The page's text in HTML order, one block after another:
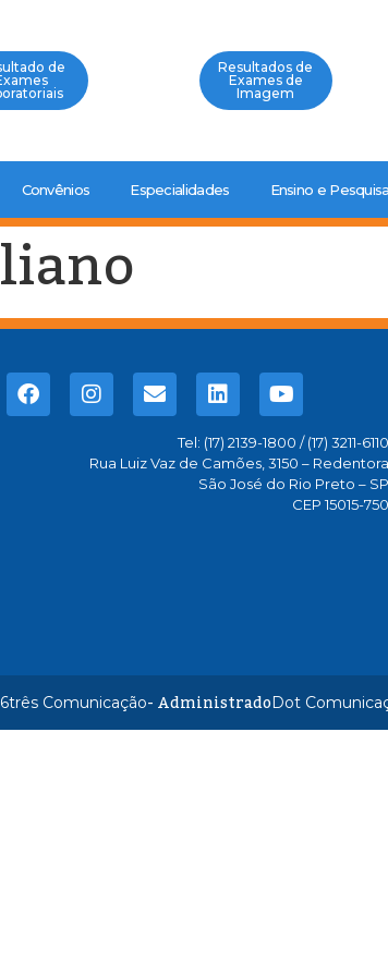
de
Resultados de
Exames de
Imagem
Convênios Especialidades Ensino e Pesquisa
Tel: (17) 2139-1800 / (17) 3211-6110
Rua Luiz Vaz de Camões, 3150 – Redentora
São José do Rio Preto – SP
CEP 15015-750
Comunicação- Administrado Dot